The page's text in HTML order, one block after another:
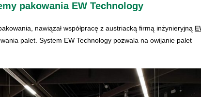
pakowania EW Technology
nawiązał współpracę z austriacką firmą inżynieryjną
palet. System EW Technology pozwala na owijanie palet